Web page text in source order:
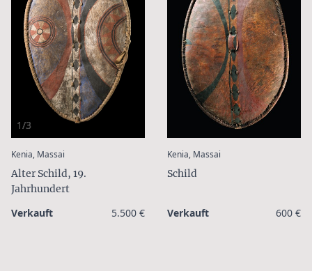
1/3
Kenia, Massai
Alter Schild, 19.
Jahrhundert
Verkauft 5.500 €
Kenia, Massai
Schild
Verkauft 600 €